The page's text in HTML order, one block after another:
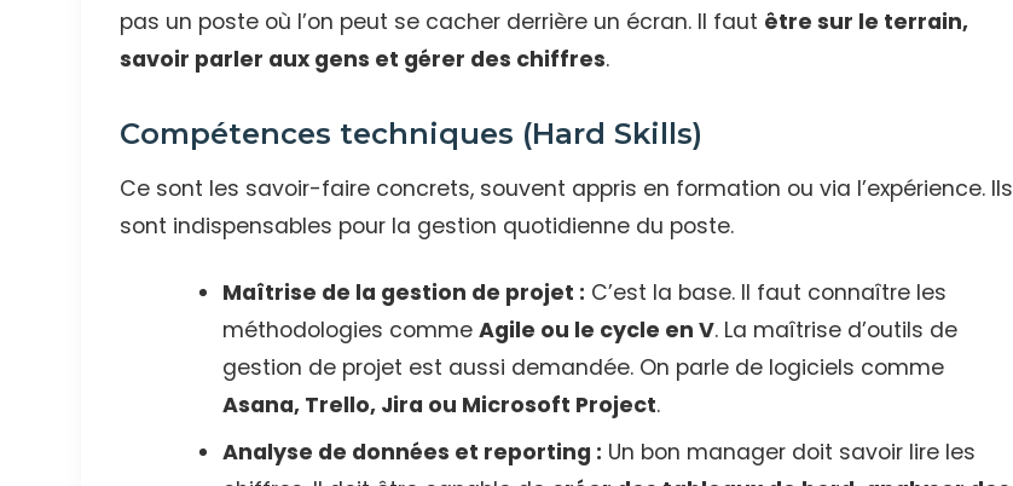
pas un poste où l’on peut se cacher derrière un écran. Il faut être sur le terrain,
savoir parler aux gens et gérer des chiffres.
Compétences techniques (Hard Skills)
Ce sont les savoir-faire concrets, souvent appris en formation ou via l’expérience. Ils
sont indispensables pour la gestion quotidienne du poste.
Maîtrise de la gestion de projet : C’est la base. Il faut connaître les
méthodologies comme Agile ou le cycle en V. La maîtrise d’outils de
gestion de projet est aussi demandée. On parle de logiciels comme
Asana, Trello, Jira ou Microsoft Project.
Analyse de données et reporting : Un bon manager doit savoir lire les